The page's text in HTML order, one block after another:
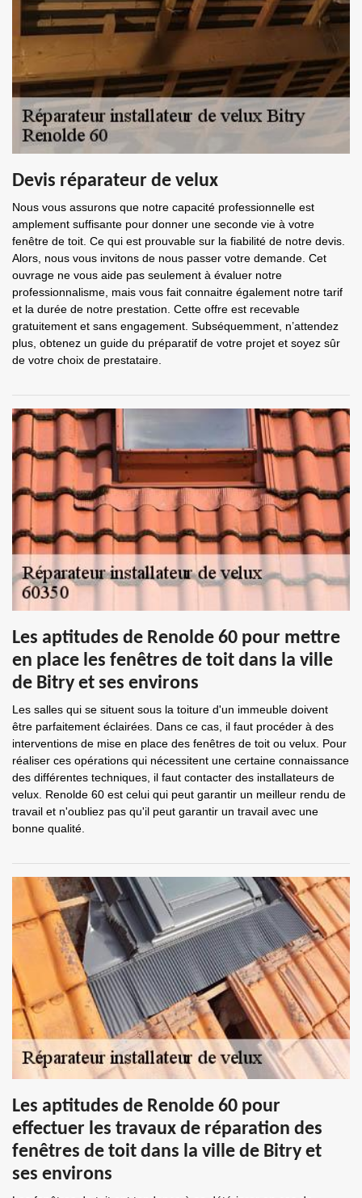
Devis réparateur de velux
Nous vous assurons que notre capacité professionnelle est
amplement suffisante pour donner une seconde vie à votre
fenêtre de toit. Ce qui est prouvable sur la fiabilité de notre devis.
Alors, nous vous invitons de nous passer votre demande. Cet
ouvrage ne vous aide pas seulement à évaluer notre
professionnalisme, mais vous fait connaitre également notre tarif
et la durée de notre prestation. Cette offre est recevable
gratuitement et sans engagement. Subséquemment, n’attendez
plus, obtenez un guide du préparatif de votre projet et soyez sûr
de votre choix de prestataire.
Les aptitudes de Renolde 60 pour mettre
en place les fenêtres de toit dans la ville
de Bitry et ses environs
Les salles qui se situent sous la toiture d'un immeuble doivent
être parfaitement éclairées. Dans ce cas, il faut procéder à des
interventions de mise en place des fenêtres de toit ou velux. Pour
réaliser ces opérations qui nécessitent une certaine connaissance
des différentes techniques, il faut contacter des installateurs de
velux. Renolde 60 est celui qui peut garantir un meilleur rendu de
travail et n'oubliez pas qu'il peut garantir un travail avec une
bonne qualité.
Les aptitudes de Renolde 60 pour
effectuer les travaux de réparation des
fenêtres de toit dans la ville de Bitry et
ses environs